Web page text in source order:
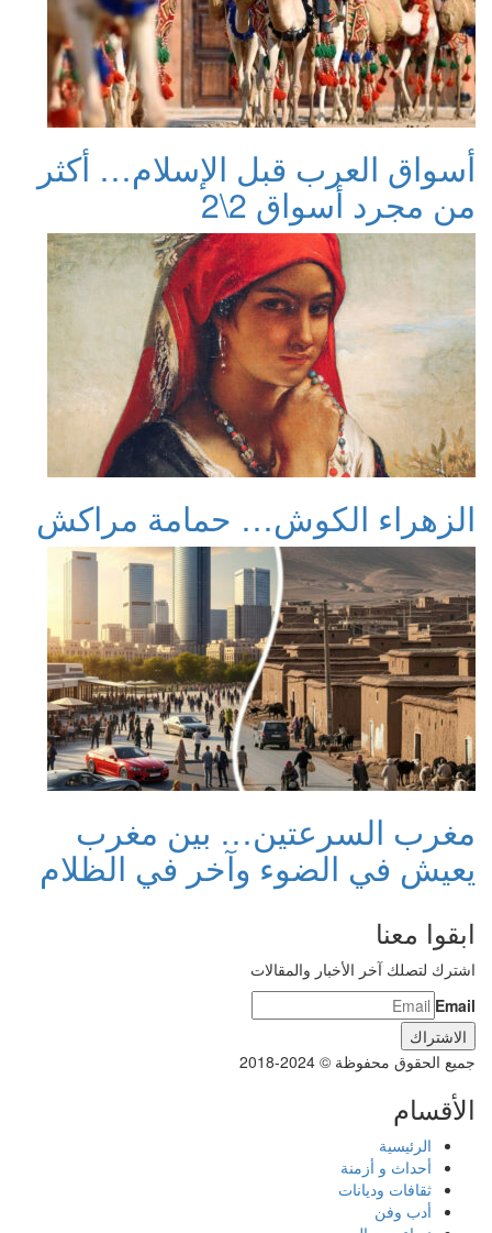
أسواق العرب قبل الإسلام… أكثر
من مجرد أسواق 2\2
الزهراء الكوش… حمامة مراكش
مغرب السرعتين… بين مغرب
يعيش في الضوء وآخر في الظلام
ابقوا معنا
اشترك لتصلك آخر الأخبار والمقالات
Email
جميع الحقوق محفوظة © 2024-2018
الأقسام
الرئيسية
أحداث و أزمنة
ثقافات وديانات
أدب وفن